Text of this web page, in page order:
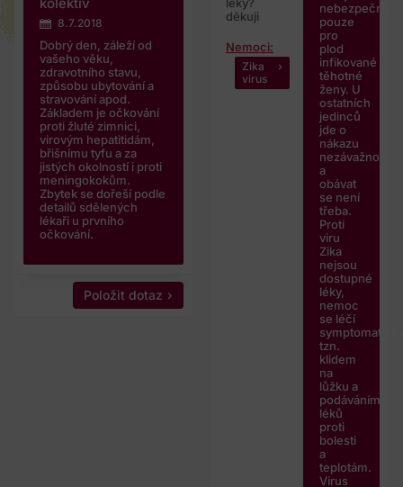
8.7.2018
Dobrý den, záleží od
vašeho věku,
zdravotního stavu,
způsobu ubytování a
stravování apod.
Základem je očkování
proti žluté zimnici,
virovým hepatitidám,
břišnímu tyfu a za
jistých okolností i proti
meningokokům.
Zbytek se dořeší podle
detailů sdělených
lékaři u prvního
očkování.
Položit dotaz
děkuji
Nemoci:
Zika
virus
nebezpečná
pouze
pro
plod
infikované
těhotné
ženy. U
ostatních
jedinců
jde o
nákazu
nezávažnou
a
obávat
se není
třeba.
Proti
viru
Zika
nejsou
dostupné
léky,
nemoc
se léčí
tzn.
klidem
na
lůžku a
podáváním
léků
proti
bolesti
a
teplotám.
Virus